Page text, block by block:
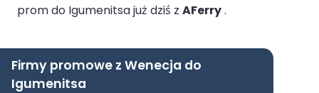
prom do Igumenitsa już dziś z AFerry.
Firmy promowe z Wenecja do
Igumenitsa